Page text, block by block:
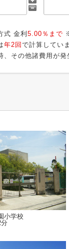
式 金利 5.00％まで
年2回 で計算してい
、その他諸費用が発
小学校